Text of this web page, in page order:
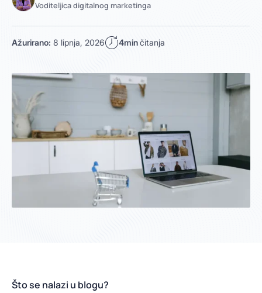
Voditeljica digitalnog marketinga
Ažurirano: 8 lipnja, 2026 4minčitanja
Što se nalazi u blogu?